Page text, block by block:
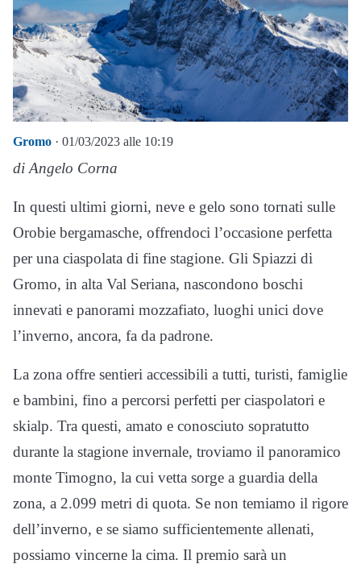
Gromo · 01/03/2023 alle 10:19
di Angelo Corna
In questi ultimi giorni, neve e gelo sono tornati sulle
Orobie bergamasche, offrendoci l’occasione perfetta
per una ciaspolata di fine stagione. Gli Spiazzi di
Gromo, in alta Val Seriana, nascondono boschi
innevati e panorami mozzafiato, luoghi unici dove
l’inverno, ancora, fa da padrone.
La zona offre sentieri accessibili a tutti, turisti, famiglie
e bambini, fino a percorsi perfetti per ciaspolatori e
skialp. Tra questi, amato e conosciuto sopratutto
durante la stagione invernale, troviamo il panoramico
monte Timogno, la cui vetta sorge a guardia della
zona, a 2.099 metri di quota. Se non temiamo il rigore
dell’inverno, e se siamo sufficientemente allenati,
possiamo vincerne la cima. Il premio sarà un